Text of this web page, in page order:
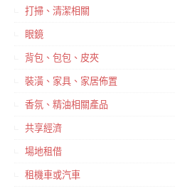
打掃、清潔相關
眼鏡
背包、包包、皮夾
裝潢、家具、家居佈置
香氛、精油相關產品
共享經濟
場地租借
租機車或汽車